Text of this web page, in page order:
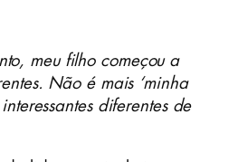
meu filho começou a
Não é mais ‘minha
interessantes diferentes de